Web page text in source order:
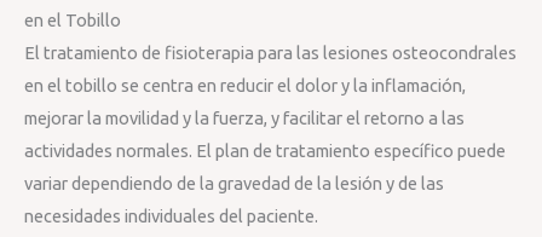
en el Tobillo
El tratamiento de fisioterapia para las lesiones osteocondrales
en el tobillo se centra en reducir el dolor y la inflamación,
mejorar la movilidad y la fuerza, y facilitar el retorno a las
actividades normales. El plan de tratamiento específico puede
variar dependiendo de la gravedad de la lesión y de las
necesidades individuales del paciente.